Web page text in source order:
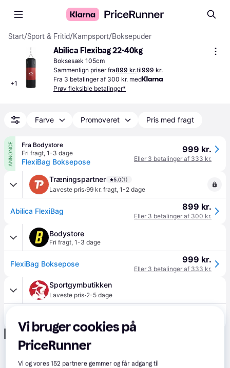
Start/Sport & Fritid/Kampsport/Boksepuder
+1
Abilica Flexibag 22-40kg
Boksesæk 105cm
Sammenlign priser fra899 kr.til999 kr.
Fra 3 betalinger af 300 kr. med
Prøv fleksible betalinger*
Farve Promoveret Pris med fragt
ANNONCE
Fra Bodystore
Fri fragt, 1-3 dage
FlexiBag Boksepose
999 kr.
Eller 3 betalinger af 333 kr.
Træningspartner 5.0(1)
Laveste pris·99 kr. fragt, 1-2 dage
Abilica FlexiBag 899 kr.
Eller 3 betalinger af 300 kr.
Bodystore
Fri fragt, 1-3 dage
FlexiBag Boksepose 999 kr.
Eller 3 betalinger af 333 kr.
Sportgymbutikken
Laveste pris·2-5 dage
Annonce
Vi bruger cookies på
PriceRunner
Vi og vores152 partnere gemmer og får adgang til